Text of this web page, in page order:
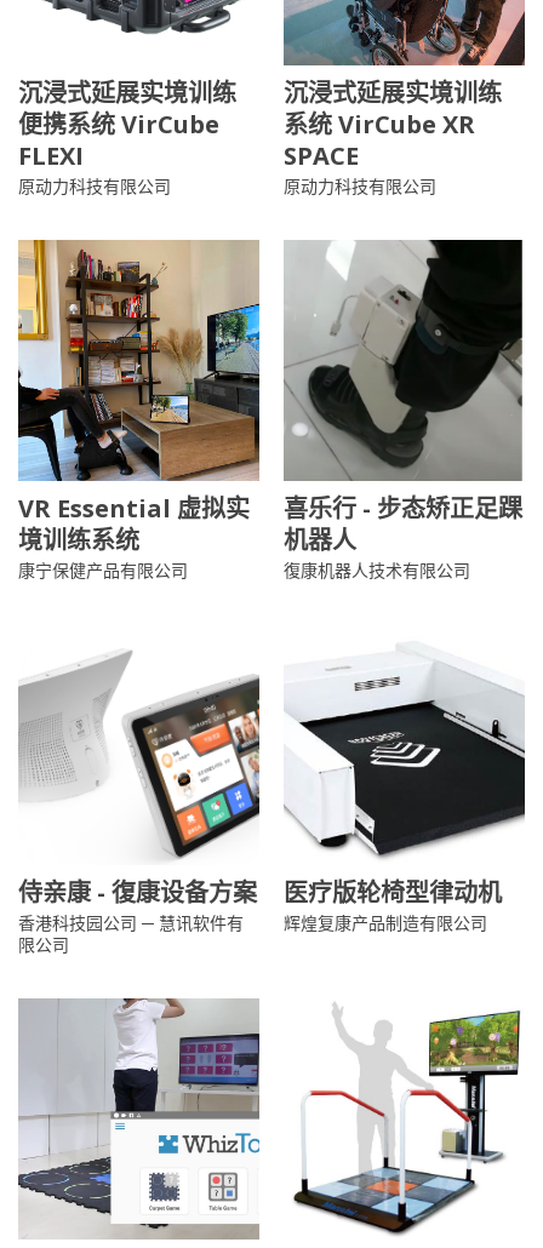
沉浸式延展实境训练
便携系统 VirCube
FLEXI
原动力科技有限公司
沉浸式延展实境训练
系统 VirCube XR
SPACE
原动力科技有限公司
VR Essential 虚拟实
境训练系统
康宁保健产品有限公司
喜乐行 - 步态矫正足踝
机器人
復康机器人技术有限公司
侍亲康 - 復康设备方案
香港科技园公司 ─ 慧讯软件有
限公司
医疗版轮椅型律动机
辉煌复康产品制造有限公司